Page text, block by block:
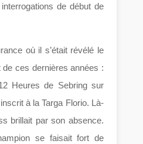
de début de
où il s’était révélé le
de ces dernières années :
Heures de Sebring sur
à la Targa Florio. Là-
brillait par son absence.
se faisait fort de